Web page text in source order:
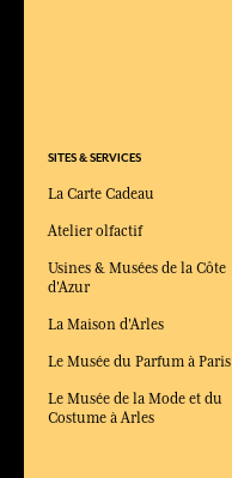
SITES & SERVICES
La Carte Cadeau
Atelier olfactif
Usines & Musées de la Côte
d'Azur
La Maison d'Arles
Le Musée du Parfum à Paris
Le Musée de la Mode et du
Costume à Arles